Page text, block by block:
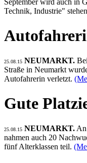
September wird auch in
Technik, Industrie"
25.08.15 NEUMARKT.
Straße in Neumarkt
Autofahrerin verletzt.
Gute
25.08.15 NEUMARKT.
nahmen auch 20
fünf Alterklassen teil.